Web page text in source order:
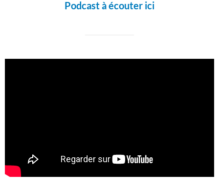
Podcast à écouter ici